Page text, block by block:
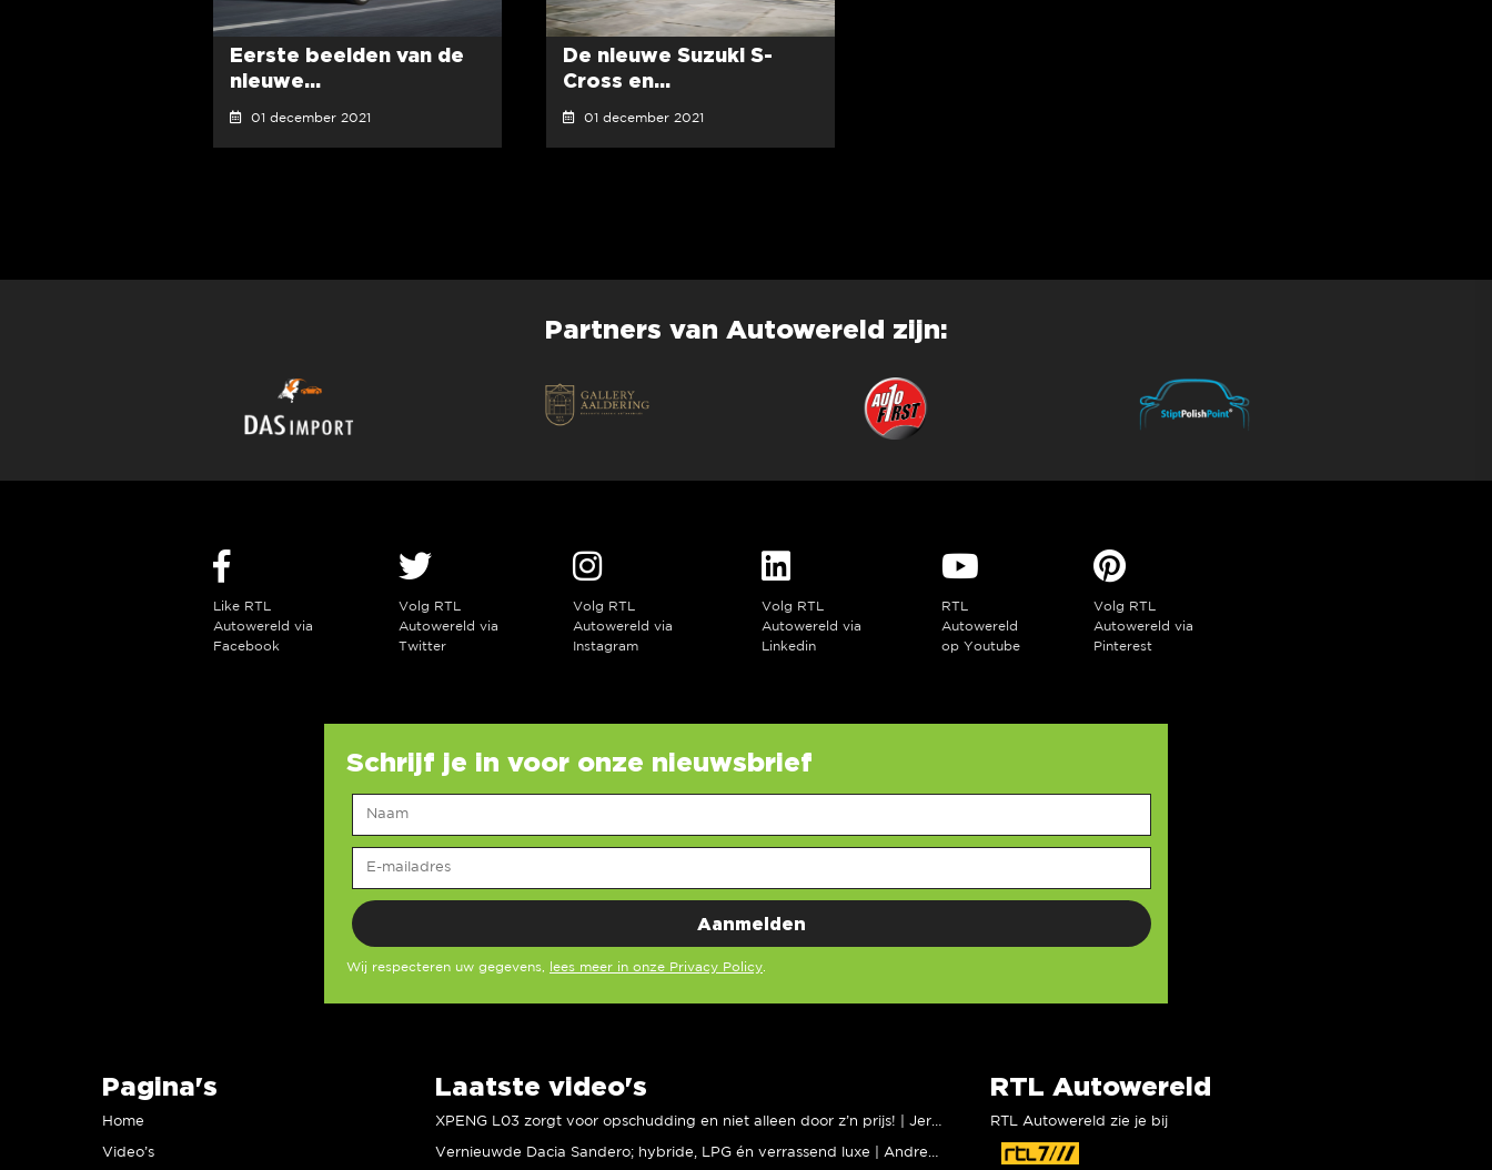
Eerste beelden van de
nieuwe...
01 december 2021
De nieuwe Suzuki S-
Cross en...
01 december 2021
Partners van Autowereld zijn:
Like RTL
Autowereld via
Facebook
Volg RTL
Autowereld via
Twitter
Volg RTL
Autowereld via
Instagram
Volg RTL
Autowereld via
Linkedin
RTL
Autowereld
op Youtube
Volg RTL
Autowereld via
Pinterest
Schrijf je in voor onze nieuwsbrief
Wij respecteren uw gegevens, lees meer in onze Privacy Policy
Pagina's
Home
Video’s
Laatste video's RTL Autowereld
RTL Autowereld zie je bij